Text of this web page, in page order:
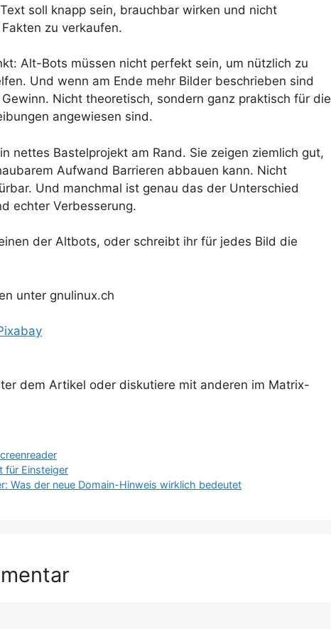
soll knapp sein, brauchbar wirken und nicht
zu verkaufen.
Alt-Bots müssen nicht perfekt sein, um nützlich zu
Und wenn am Ende mehr Bilder beschrieben sind
Nicht theoretisch, sondern ganz praktisch für die
angewiesen sind.
nettes Bastelprojekt am Rand. Sie zeigen ziemlich gut,
Aufwand Barrieren abbauen kann. Nicht
Und manchmal ist genau das der Unterschied
echter Verbesserung.
der Altbots, oder schreibt ihr für jedes Bild die
unter gnulinux.ch
dem Artikel oder diskutiere mit anderen im Matrix-
für Einsteiger
Was der neue Domain-Hinweis wirklich bedeutet